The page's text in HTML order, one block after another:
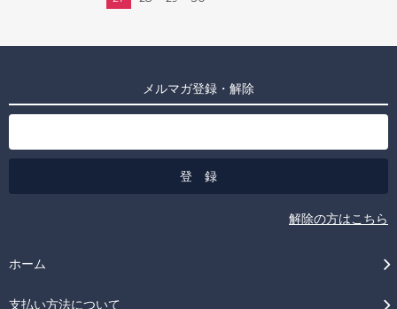
メルマガ登録・解除
解除の方はこちら
ホーム
支払い方法について